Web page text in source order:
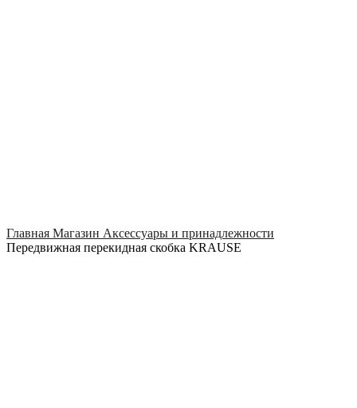
Главная Магазин Аксессуары и принадлежности
Передвижная перекидная скобка KRAUSE